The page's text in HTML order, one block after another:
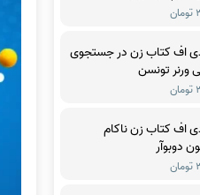
اف کتاب زن در جستجوی
ورنر تونسن
اف کتاب زن ناکام
دوبوآر